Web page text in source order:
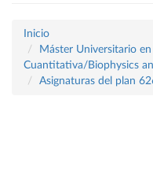
Inicio
Máster Universitario
Cuantitativa/Biophysics
Asignaturas del plan